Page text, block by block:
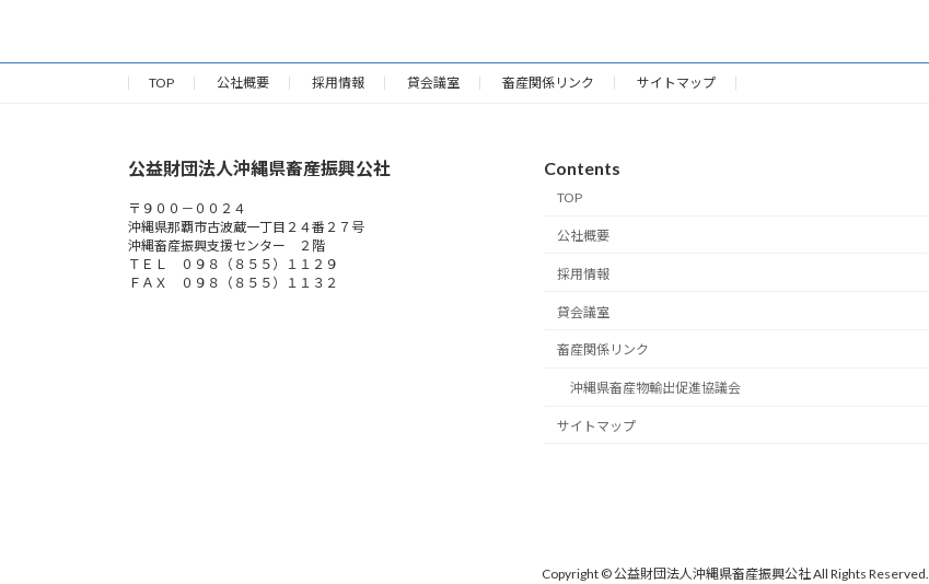
TOP 公社概要 採用情報 貸会議室 畜産関係リンク サイトマップ
公益財団法人沖縄県畜産振興公社
〒９００－００２４
沖縄県那覇市古波蔵一丁目２４番２７号
沖縄畜産振興支援センター ２階
ＴＥＬ ０９８（８５５）１１２９
ＦＡＸ ０９８（８５５）１１３２
Contents
TOP
公社概要
採用情報
貸会議室
畜産関係リンク
沖縄県畜産物輸出促進協議会
サイトマップ
Copyright © 公益財団法人沖縄県畜産振興公社 All Rights Reserved.